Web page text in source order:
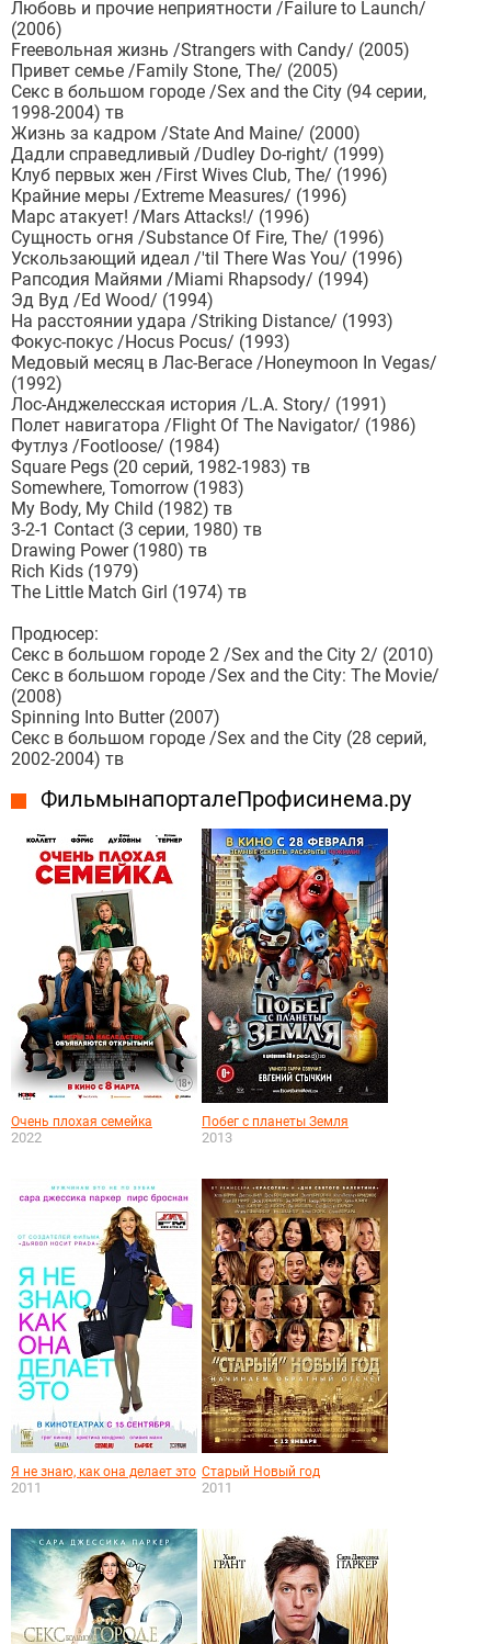
Любовь и прочие неприятности /Failure to Launch/
(2006)
Freeвольная жизнь /Strangers with Candy/ (2005)
Привет семье /Family Stone, The/ (2005)
Секс в большом городе /Sex and the City (94 серии,
1998-2004) тв
Жизнь за кадром /State And Maine/ (2000)
Дадли справедливый /Dudley Do-right/ (1999)
Клуб первых жен /First Wives Club, The/ (1996)
Крайние меры /Extreme Measures/ (1996)
Марс атакует! /Mars Attacks!/ (1996)
Сущность огня /Substance Of Fire, The/ (1996)
Ускользающий идеал /'til There Was You/ (1996)
Рапсодия Майями /Miami Rhapsody/ (1994)
Эд Вуд /Ed Wood/ (1994)
На расстоянии удара /Striking Distance/ (1993)
Фокус-покус /Hocus Pocus/ (1993)
Медовый месяц в Лас-Вегасе /Honeymoon In Vegas/
(1992)
Лос-Анджелесская история /L.A. Story/ (1991)
Полет навигатора /Flight Of The Navigator/ (1986)
Футлуз /Footloose/ (1984)
Square Pegs (20 серий, 1982-1983) тв
Somewhere, Tomorrow (1983)
My Body, My Child (1982) тв
3-2-1 Contact (3 серии, 1980) тв
Drawing Power (1980) тв
Rich Kids (1979)
The Little Match Girl (1974) тв
Продюсер:
Секс в большом городе 2 /Sex and the City 2/ (2010)
Секс в большом городе /Sex and the City: The Movie/
(2008)
Spinning Into Butter (2007)
Секс в большом городе /Sex and the City (28 серий,
2002-2004) тв
Фильмы на портале Профисинема.ру
Очень плохая семейка
2022
Побег с планеты Земля
2013
Я не знаю, как она делает это
2011
Старый Новый год
2011